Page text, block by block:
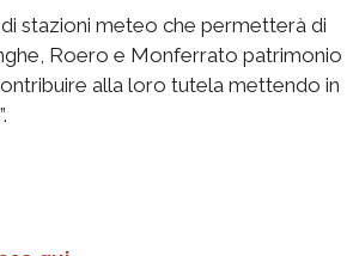
stazioni meteo che permetterà di
Roero e Monferrato patrimonio
alla loro tutela mettendo in